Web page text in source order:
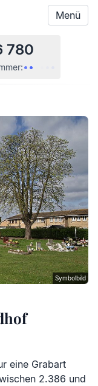
Menü
780
• •
Menü
eine Grabart
2.386 und
Symbolbild